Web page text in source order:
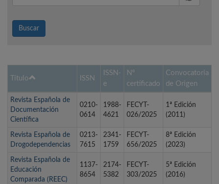
Buscar
Título ISSN
ISSN-
e
Nº
certificado
Convocatoria
de Origen
Revista Española de
Documentación
Científica
0210-
0614
1988-
4621
FECYT-
026/2025
1ª Edición
(2011)
Revista Española de
Drogodependencias
0213-
7615
2341-
1759
FECYT-
656/2025
8ª Edición
(2023)
Revista Española de
Educación
Comparada (REEC)
1137-
8654
2174-
5382
FECYT-
303/2025
5ª Edición
(2016)